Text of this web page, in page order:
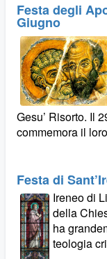
Festa degli
Giugno
Gesu’ Risorto. Il
commemora il
Festa di
Ireneo di
della
ha
teologia